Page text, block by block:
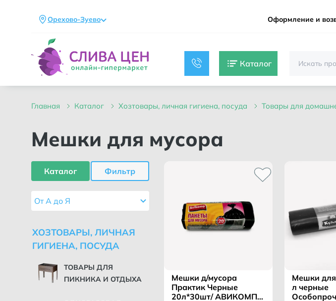
Орехово-Зуево Оформление и
Каталог
главная каталог хозтовары, личная гигиена, посуда товары для
Мешки для мусора
Каталог Фильтр
От А до Я
ХОЗТОВАРЫ, ЛИЧНАЯ
ГИГИЕНА, ПОСУДА
ТОВАРЫ ДЛЯ
ПИКНИКА И ОТДЫХА
Мешки д/мусора
Практик Черные
20л*30шт/ АВИКОМП
Мешки
л черные